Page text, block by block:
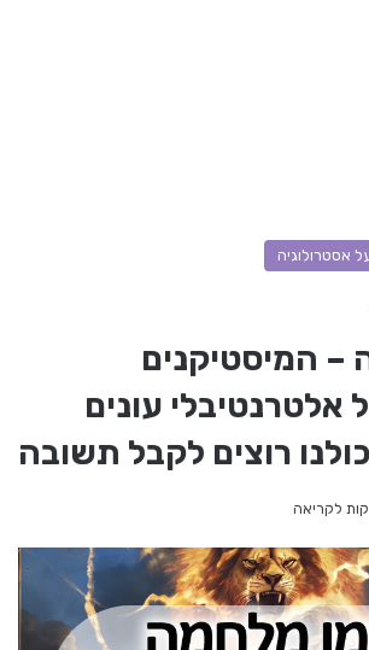
אסטרולוגיה
– המיסטיקנים
אלטרנטיבלי עונים
רוצים לקבל תשובה